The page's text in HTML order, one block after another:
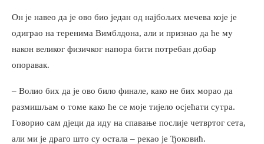
Он је навео да је ово био један од најбољих мечева које је
одиграо на теренима Вимблдона, али и признао да ће му
након великог физичког напора бити потребан добар
опоравак.
– Волио бих да је ово било финале, како не бих морао да
размишљам о томе како ће се моје тијело осјећати сутра.
Говорио сам дјеци да иду на спавање послије четвртог сета,
али ми је драго што су остала – рекао је Ђоковић.